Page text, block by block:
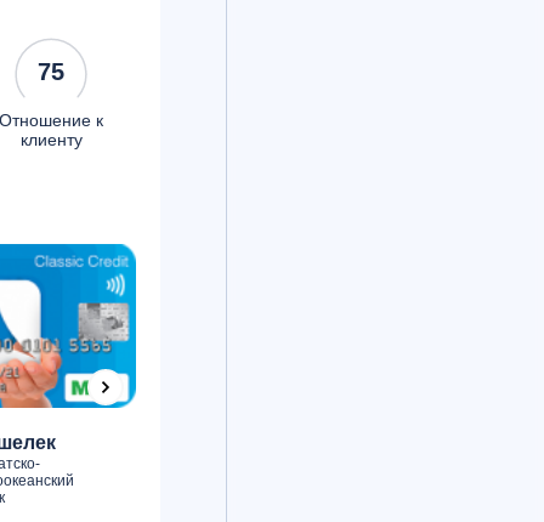
75
Отношение к
клиенту